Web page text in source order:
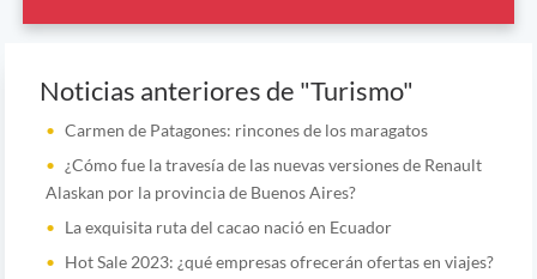
Noticias anteriores de "Turismo"
Carmen de Patagones: rincones de los maragatos
¿Cómo fue la travesía de las nuevas versiones de Renault
Alaskan por la provincia de Buenos Aires?
La exquisita ruta del cacao nació en Ecuador
Hot Sale 2023: ¿qué empresas ofrecerán ofertas en viajes?